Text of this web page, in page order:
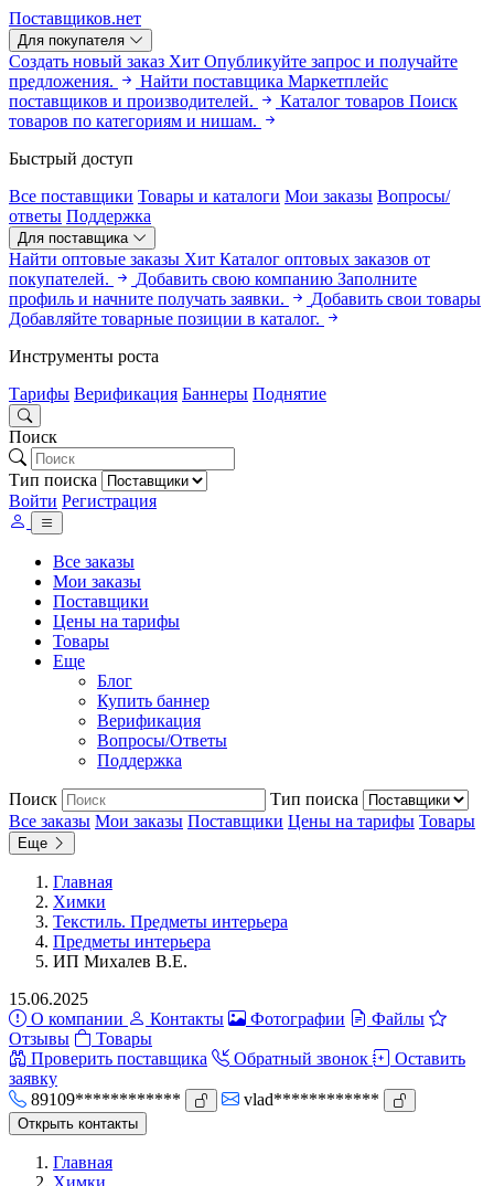
Поставщиков.нет
Для покупателя
Создать новый заказ Хит Опубликуйте запрос и получайте
предложения.
Найти поставщика Маркетплейс
поставщиков и производителей.
Каталог товаров Поиск
товаров по категориям и нишам.
Быстрый доступ
Все поставщики Товары и каталоги Мои заказы Вопросы/
ответы Поддержка
Для поставщика
Найти оптовые заказы Хит Каталог оптовых заказов от
покупателей.
Добавить свою компанию Заполните
профиль и начните получать заявки.
Добавить свои товары
Добавляйте товарные позиции в каталог.
Инструменты роста
Тарифы Верификация Баннеры Поднятие
Поиск
Тип поиска
Войти Регистрация
Все заказы
Мои заказы
Поставщики
Цены на тарифы
Товары
Еще
Блог
Купить баннер
Верификация
Вопросы/Ответы
Поддержка
Поиск
Тип поиска
Все заказы Мои заказы Поставщики Цены на тарифы Товары
Еще
Главная
Химки
Текстиль. Предметы интерьера
Предметы интерьера
ИП Михалев В.Е.
15.06.2025
О компании
Контакты Фотографии
Файлы
Отзывы
Товары
Проверить поставщика
Обратный звонок
Оставить
заявку
89109************
vlad************
Открыть контакты
Главная
Химки